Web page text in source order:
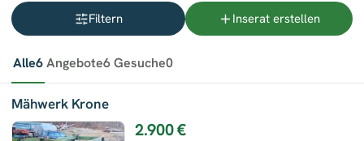
Filtern Inserat erstellen
Alle6Angebote6Gesuche0
Mähwerk Krone
2.900 €